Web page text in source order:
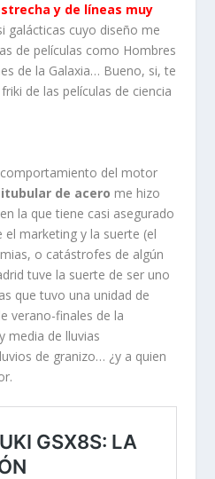
y de líneas muy
galácticas cuyo diseño me
de películas como Hombres
de la Galaxia… Bueno, si, te
de las películas de ciencia
del motor
de acero me hizo
la que tiene casi asegurado
marketing y la suerte (el
o catástrofes de algún
tuve la suerte de ser uno
que tuvo una unidad de
verano-finales de la
media de lluvias
de granizo… ¿y a quien